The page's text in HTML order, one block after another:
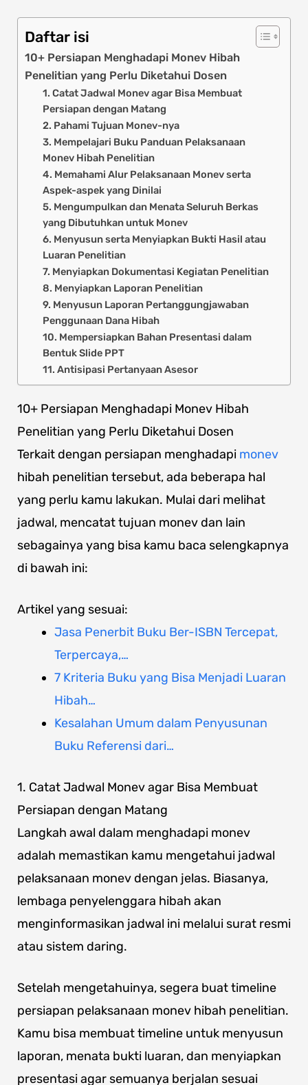
Daftar isi
10+ Persiapan Menghadapi Monev Hibah
Penelitian yang Perlu Diketahui Dosen
1. Catat Jadwal Monev agar Bisa Membuat
Persiapan dengan Matang
2. Pahami Tujuan Monev-nya
3. Mempelajari Buku Panduan Pelaksanaan
Monev Hibah Penelitian
4. Memahami Alur Pelaksanaan Monev serta
Aspek-aspek yang Dinilai
5. Mengumpulkan dan Menata Seluruh Berkas
yang Dibutuhkan untuk Monev
6. Menyusun serta Menyiapkan Bukti Hasil atau
Luaran Penelitian
7. Menyiapkan Dokumentasi Kegiatan Penelitian
8. Menyiapkan Laporan Penelitian
9. Menyusun Laporan Pertanggungjawaban
Penggunaan Dana Hibah
10. Mempersiapkan Bahan Presentasi dalam
Bentuk Slide PPT
11. Antisipasi Pertanyaan Asesor
10+ Persiapan Menghadapi Monev Hibah
Penelitian yang Perlu Diketahui Dosen
Terkait dengan persiapan menghadapi monev
hibah penelitian tersebut, ada beberapa hal
yang perlu kamu lakukan. Mulai dari melihat
jadwal, mencatat tujuan monev dan lain
sebagainya yang bisa kamu baca selengkapnya
di bawah ini:
Artikel yang sesuai:
Jasa Penerbit Buku Ber-ISBN Tercepat,
Terpercaya,…
7 Kriteria Buku yang Bisa Menjadi Luaran
Hibah…
Kesalahan Umum dalam Penyusunan
Buku Referensi dari…
1. Catat Jadwal Monev agar Bisa Membuat
Persiapan dengan Matang
Langkah awal dalam menghadapi monev
adalah memastikan kamu mengetahui jadwal
pelaksanaan monev dengan jelas. Biasanya,
lembaga penyelenggara hibah akan
menginformasikan jadwal ini melalui surat resmi
atau sistem daring.
Setelah mengetahuinya, segera buat timeline
persiapan pelaksanaan monev hibah penelitian.
Kamu bisa membuat timeline untuk menyusun
laporan, menata bukti luaran, dan menyiapkan
presentasi agar semuanya berjalan sesuai